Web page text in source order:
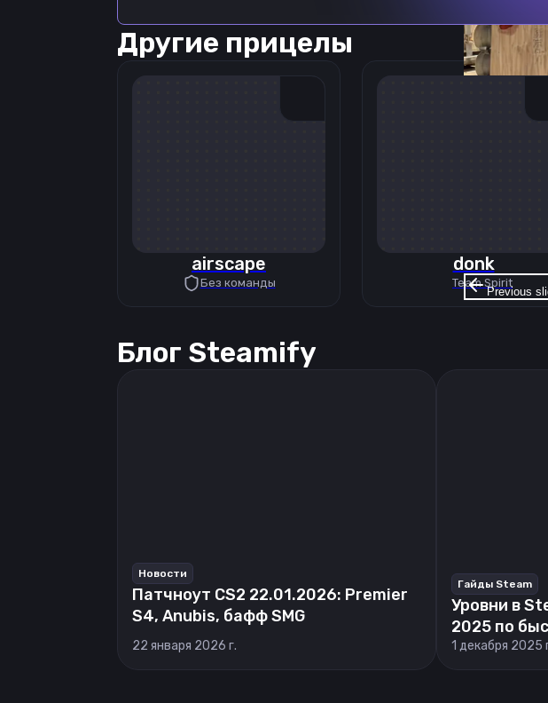
Previous
Другие прицелы
airscape
Без команды
donk
Team Spirit
Блог Steamify
Новости
Патчноут CS2 22.01.2026: Premier
S4, Anubis, бафф SMG
22 января 2026 г.
Гайды Steam
Уровни в
2025 по
1 декабря 2025